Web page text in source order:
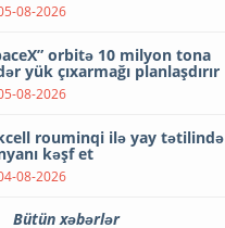
08-2026
orbitə 10 milyon tona
yük çıxarmağı planlaşdırır
08-2026
rouminqi ilə yay tətilində
kəşf et
08-2026
Bütün xəbərlər